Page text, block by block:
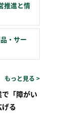
推進と情
・サー
もっと見る >
「障がい
る